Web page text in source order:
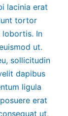
lacinia erat
tortor
lobortis. In
ut.
sollicitudin
dapibus
ligula
erat
ut,